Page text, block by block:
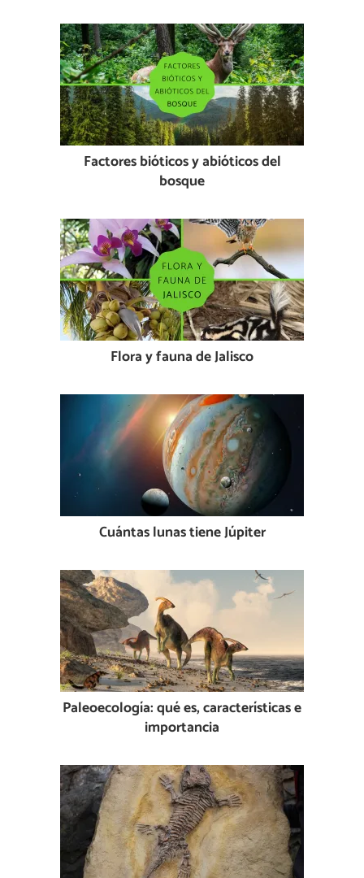
Factores bióticos y abióticos del
bosque
Flora y fauna de Jalisco
Cuántas lunas tiene Júpiter
Paleoecología: qué es, características e
importancia